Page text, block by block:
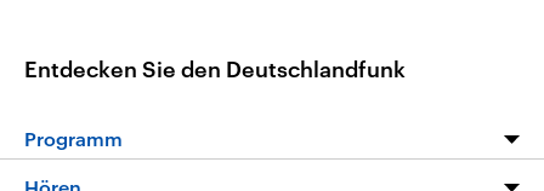
Entdecken Sie den Deutschlandfunk
Programm
Programm